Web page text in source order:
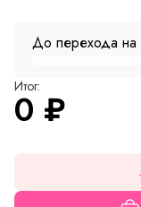
До перехода на
Итог:
0 ₽